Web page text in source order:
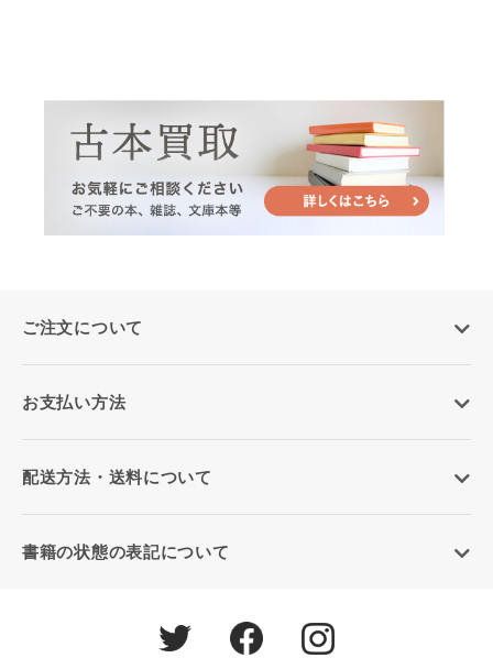
ご注文について
お支払い方法
配送方法・送料について
書籍の状態の表記について